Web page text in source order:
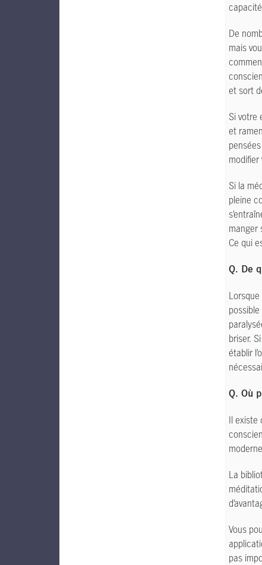
De
mais
et sort
Si votre
et
Si la
pleine
manger
Ce qui
Q. De
briser.
établir
Q. Où
Il existe
La
Vous
pas